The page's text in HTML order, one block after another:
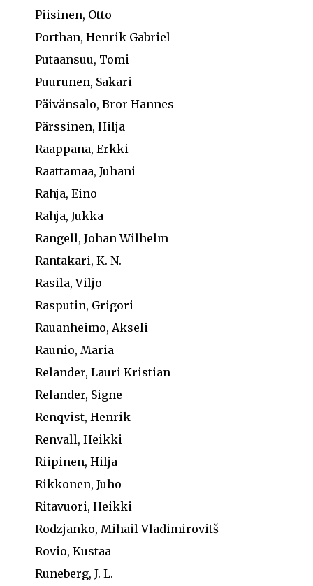
Piisinen, Otto
Porthan, Henrik Gabriel
Putaansuu, Tomi
Puurunen, Sakari
Päivänsalo, Bror Hannes
Pärssinen, Hilja
Raappana, Erkki
Raattamaa, Juhani
Rahja, Eino
Rahja, Jukka
Rangell, Johan Wilhelm
Rantakari, K. N.
Rasila, Viljo
Rasputin, Grigori
Rauanheimo, Akseli
Raunio, Maria
Relander, Lauri Kristian
Relander, Signe
Renqvist, Henrik
Renvall, Heikki
Riipinen, Hilja
Rikkonen, Juho
Ritavuori, Heikki
Rodzjanko, Mihail Vladimirovitš
Rovio, Kustaa
Runeberg, J. L.